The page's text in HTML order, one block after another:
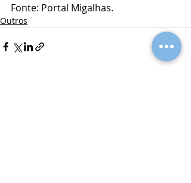
Fonte: Portal Migalhas.
Outros